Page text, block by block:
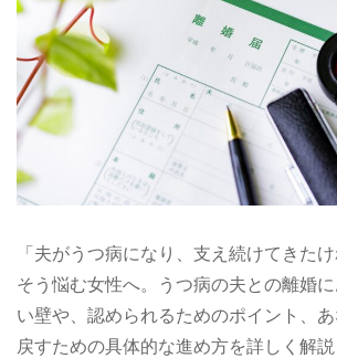
「夫がうつ病になり、支え続けてきた
そう悩む女性へ。うつ病の夫との離婚
い壁や、認められるためのポイント、
戻すための具体的な進め方を詳しく解説